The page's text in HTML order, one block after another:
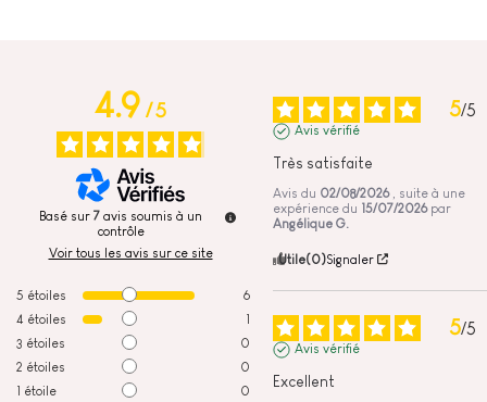
4.9/5
Basé sur 7 avis soumis à un
contrôle
Voir tous les avis sur ce site
5 étoiles
6
4 étoiles
1
3 étoiles
0
2 étoiles
0
1 étoile 0
5/5
Avis vérifié
Très satisfaite
Avis du 02/08/2026
, suite à une
expérience du 15/07/2026 par
Angélique G.
Utile(0)Signaler
5/5
Avis vérifié
Excellent